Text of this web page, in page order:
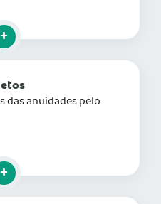
para mais informações
das anuidades pelo
para mais informações